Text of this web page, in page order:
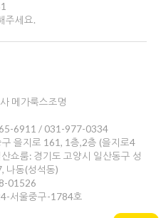
주세요.
메가룩스조명
6911 / 031-977-0334
구 을지로 161, 1층,2층 (을지로4
쇼룸: 경기도 고양시 일산동구 성
나동(성석동)
01526
서울중구-1784호